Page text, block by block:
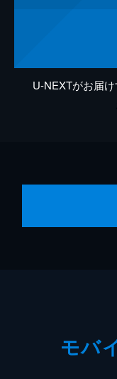
U-NEXTがお届
モバ